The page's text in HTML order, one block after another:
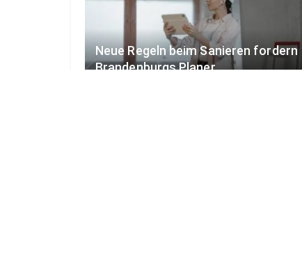
Neue Regeln beim Sanieren fordern
Brandenburgs Planer